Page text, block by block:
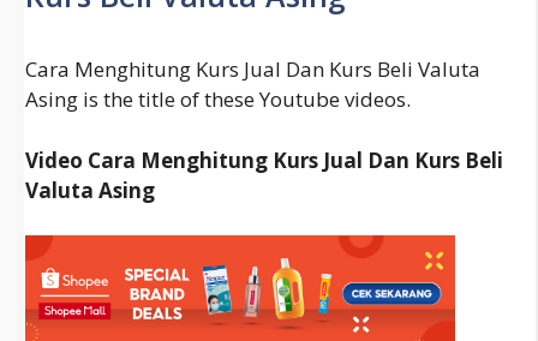
Cara Menghitung Kurs Jual Dan Kurs Beli Valuta
Asing is the title of these Youtube videos.
Video Cara Menghitung Kurs Jual Dan Kurs Beli
Valuta Asing